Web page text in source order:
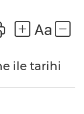
ile tarihi